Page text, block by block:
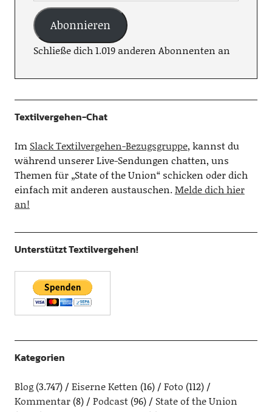
Abonnieren
Schließe dich 1.019 anderen Abonnenten an
Textilvergehen-Chat
Im Slack Textilvergehen-Bezugsgruppe, kannst du
während unserer Live-Sendungen chatten, uns
Themen für „State of the Union“ schicken oder dich
einfach mit anderen austauschen.Melde dich hier
an!
Unterstützt Textilvergehen!
Kategorien
Blog(3.747) Eiserne Ketten (16) Foto (112)
Kommentar(8) Podcast(96)
State of the Union